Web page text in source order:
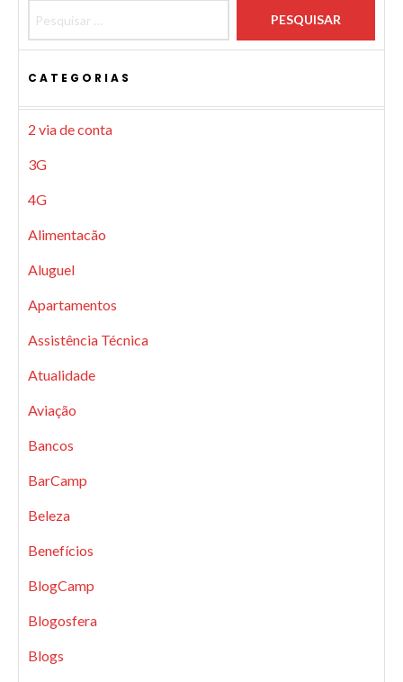
CATEGORIAS
2 via de conta
3G
4G
Alimentacão
Aluguel
Apartamentos
Assistência Técnica
Atualidade
Aviação
Bancos
BarCamp
Beleza
Benefícios
BlogCamp
Blogosfera
Blogs